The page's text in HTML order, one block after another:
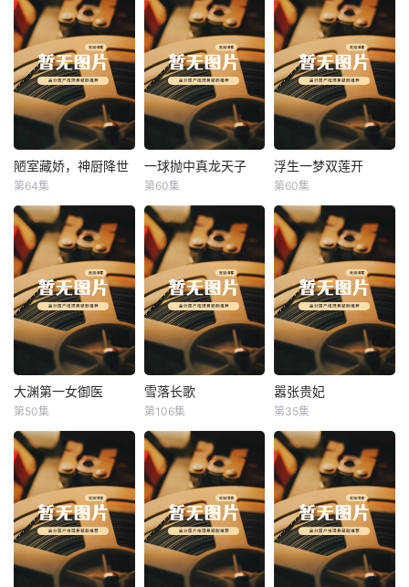
陋室藏娇，神厨降世
陋室藏娇，神厨降世
第64集
一球抛中真龙天子
一球抛中真龙天子
第60集
浮生一梦双莲开
浮生一梦双莲开
第60集
大渊第一女御医
大渊第一女御医
第50集
雪落长歌
雪落长歌
第106集
嚣张贵妃
嚣张贵妃
第35集